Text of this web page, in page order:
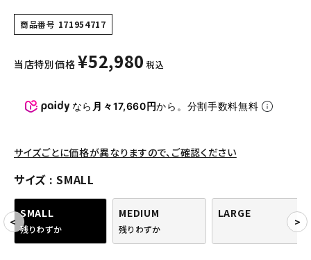
その他バッグ類
スニーカー・ブーツ
COLLABORATION BRAND
SEASON
CONTENTS
商品番号 171954717
当店特別価格 ¥52,980 税込
なら 月々17,660円から。分割手数料無料
サイズごとに価格が異なりますので、ご確認ください
サイズ SMALL
SMALL
残りわずか
MEDIUM
残りわずか
LARGE